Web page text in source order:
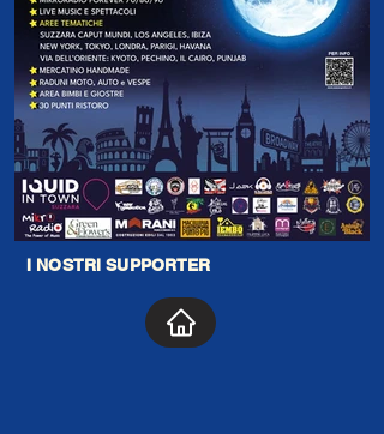
I NOSTRI SUPPORTER